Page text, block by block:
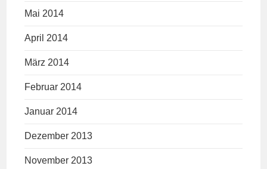
Mai 2014
April 2014
März 2014
Februar 2014
Januar 2014
Dezember 2013
November 2013